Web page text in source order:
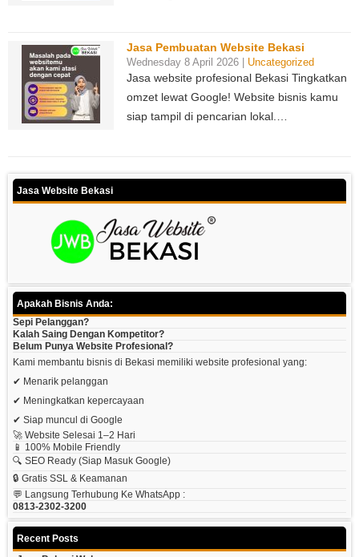
Jasa Pembuatan Website Bekasi
Wednesday 8 April 2026 | Uncategorized
Jasa website profesional Bekasi Tingkatkan
omzet lewat Google! Website bisnis kamu
siap tampil di pencarian lokal.…
Jasa Website Bekasi
Apakah Bisnis Anda:
Sepi Pelanggan?
Kalah Saing Dengan Kompetitor?
Belum Punya Website Profesional?
Kami membantu bisnis di Bekasi memiliki website profesional yang:
✔ Menarik pelanggan
✔ Meningkatkan kepercayaan
✔ Siap muncul di Google
🚀 Website Selesai 1–2 Hari
📱 100% Mobile Friendly
🔍 SEO Ready (siap Masuk Google)
🔒 Gratis SSL & Keamanan
💬 Langsung Terhubung Ke WhatsApp :
0813-2302-3200
Recent Posts